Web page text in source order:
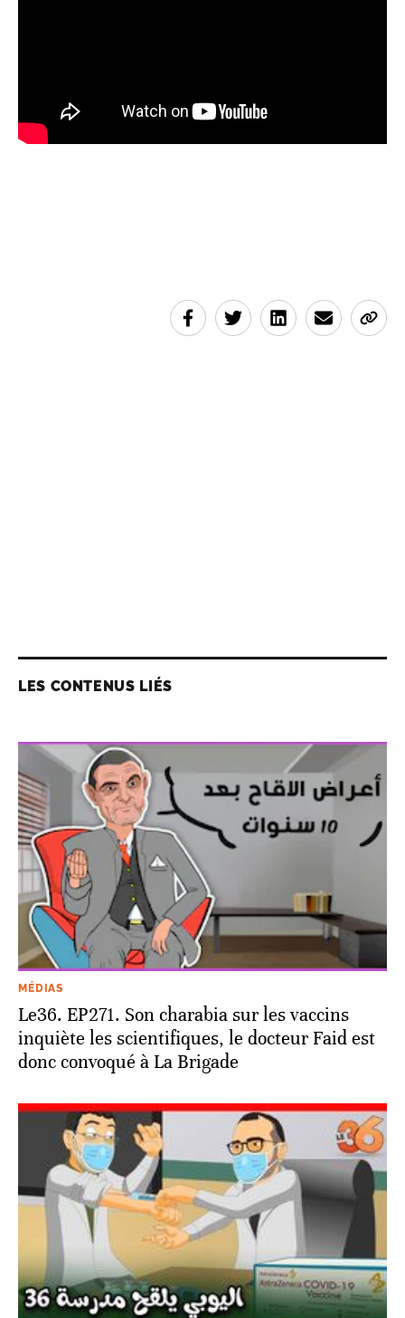
LES CONTENUS LIÉS
MÉDIAS
Le36. EP271. Son charabia sur les vaccins
inquiète les scientifiques, le docteur Faid est
donc convoqué à La Brigade